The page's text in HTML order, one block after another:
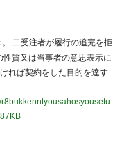
二受注者が履行の追完を拒
性質又は当事者の意思表示に
れば契約をした目的を達す